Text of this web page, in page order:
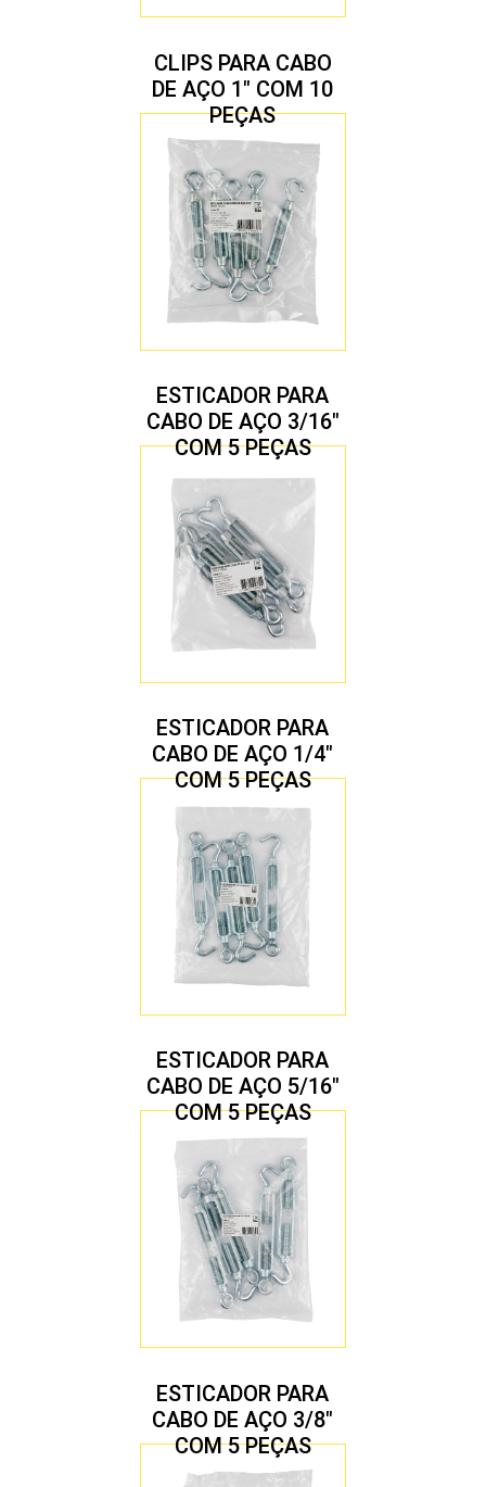
CLIPS PARA CABO
DE AÇO 1″ COM 10
PEÇAS
ESTICADOR PARA
CABO DE AÇO 3/16″
COM 5 PEÇAS
ESTICADOR PARA
CABO DE AÇO 1/4″
COM 5 PEÇAS
ESTICADOR PARA
CABO DE AÇO 5/16″
COM 5 PEÇAS
ESTICADOR PARA
CABO DE AÇO 3/8″
COM 5 PEÇAS